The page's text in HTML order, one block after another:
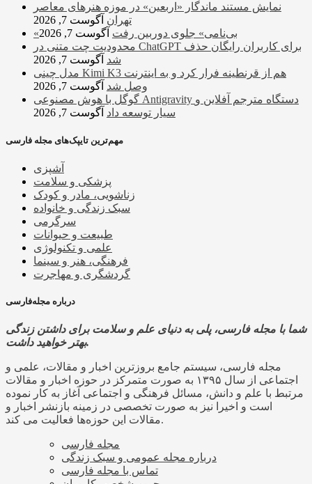
نمایش مستند ماندگار «اربعین» در موزه هنرهای معاصر
تهران آگوست 7, 2026
«بی‌نامی» جلوی دوربین رفت آگوست 7, 2026
محدودیت چت متنی در ChatGPT برای کاربران رایگان حذف
شد آگوست 7, 2026
مدل چینی Kimi K3 هم از قرنطینه فرار کرد و به اینترنت
وصل شد آگوست 7, 2026
گوگل با هوش مصنوعی Antigravity دستگاه مترجم آفلاین و
سیار توسعه داد آگوست 7, 2026
مهم‌ترین تایپک‌های مجله فارسی
آشپزی
پزشکی و سلامت
زناشویی، مادر و کودک
سبک زندگی و خانواده
سرگرمی
طبیعت و حیوانات
علمی و تکنولوژی
فرهنگی، هنر و سینما
گردشگری و مهاجرت
درباره مجله‌فارسی
شما با مجله فارسی، پلی به دنیای علم و سلامت برای داشتن زندگی
بهتر خواهید داشت.
مجله فارسی، سیستم جامع بروزترین اخبار و مقالات، علمی و
اجتماعی از سال ۱۳۹۵ به صورت متمرکز در حوزه اخبار و مقالات
مرتبط با علم و دانش، مسائل فرهنگی و اجتماعی آغاز به کار نموده
است و اخیرا نیز به صورت تخصصی در زمینه بازنشر اخبار و
مقالات این حوزه‌ها فعالیت می کند.
مجله فارسی
درباره مجله عمومی و سبک زندگی
تماس با مجله فارسی